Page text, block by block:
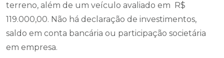
terreno, além de um veículo avaliado em R$
119.000,00. Não há declaração de investimentos,
saldo em conta bancária ou participação societária
em empresa.